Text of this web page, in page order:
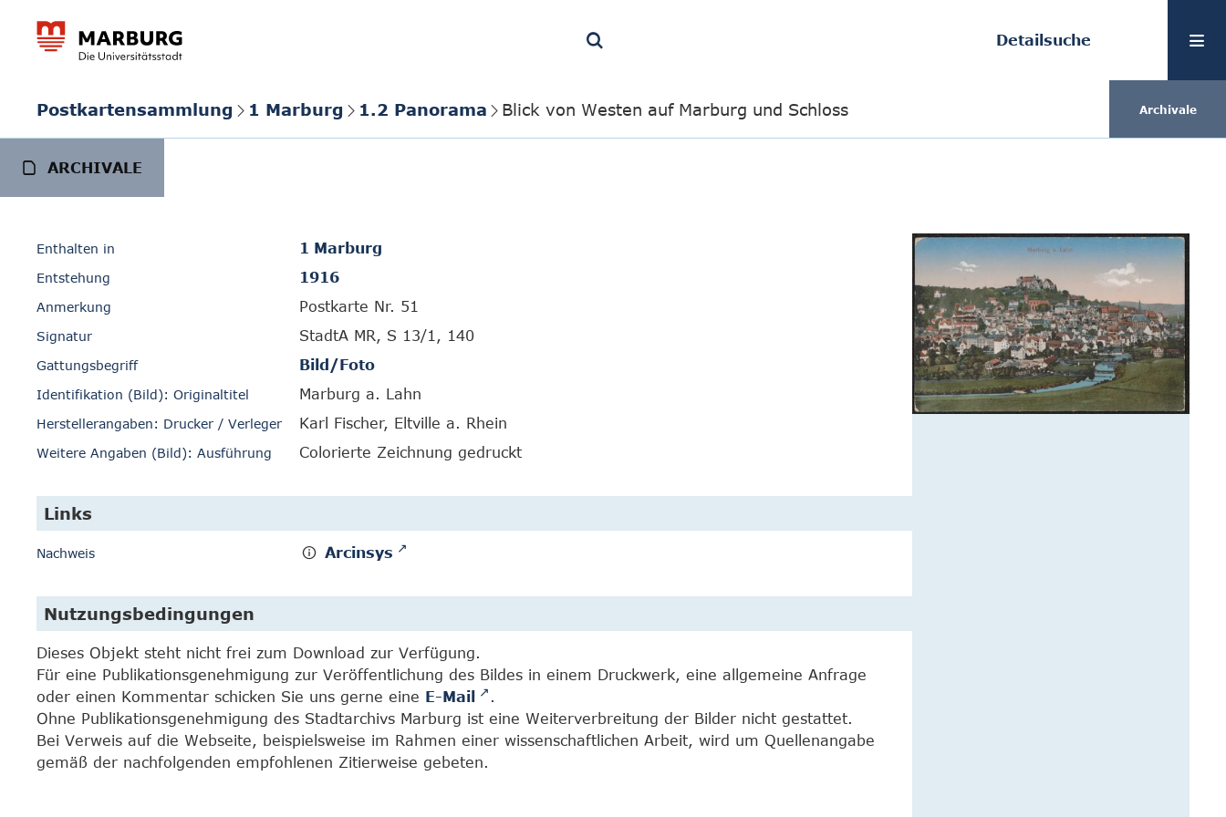
Detailsuche
Postkartensammlung 1 Marburg 1.2 Panorama Blick von Westen auf Marburg und Schloss Archivale
ARCHIVALE
Enthalten in 1 Marburg
Entstehung 1916
Anmerkung Postkarte Nr. 51
Signatur StadtA MR, S 13/1, 140
Gattungsbegriff Bild/Foto
Identifikation (Bild): Originaltitel Marburg a. Lahn
Herstellerangaben: Drucker / Verleger Karl Fischer, Eltville a. Rhein
Weitere Angaben (Bild): Ausführung Colorierte Zeichnung gedruckt
Links
Nachweis Arcinsys
Nutzungsbedingungen
Dieses Objekt steht nicht frei zum Download zur Verfügung.
Für eine Publikationsgenehmigung zur Veröffentlichung des Bildes in einem Druckwerk, eine allgemeine Anfrage
oder einen Kommentar schicken Sie uns gerne eine E-Mail
.
Ohne Publikationsgenehmigung des Stadtarchivs Marburg ist eine Weiterverbreitung der Bilder nicht gestattet.
Bei Verweis auf die Webseite, beispielsweise im Rahmen einer wissenschaftlichen Arbeit, wird um Quellenangabe
gemäß der nachfolgenden empfohlenen Zitierweise gebeten.